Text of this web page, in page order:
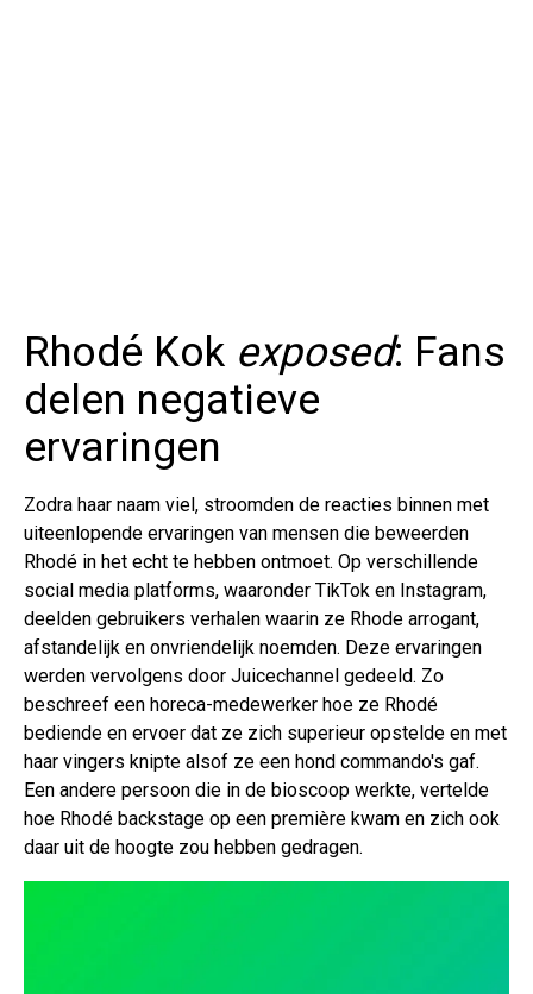
Rhodé Kok exposed: Fans
delen negatieve
ervaringen
Zodra haar naam viel, stroomden de reacties binnen met
uiteenlopende ervaringen van mensen die beweerden
Rhodé in het echt te hebben ontmoet. Op verschillende
social media platforms, waaronder TikTok en Instagram,
deelden gebruikers verhalen waarin ze Rhode arrogant,
afstandelijk en onvriendelijk noemden. Deze ervaringen
werden vervolgens door Juicechannel gedeeld. Zo
beschreef een horeca-medewerker hoe ze Rhodé
bediende en ervoer dat ze zich superieur opstelde en met
haar vingers knipte alsof ze een hond commando's gaf.
Een andere persoon die in de bioscoop werkte, vertelde
hoe Rhodé backstage op een première kwam en zich ook
daar uit de hoogte zou hebben gedragen.